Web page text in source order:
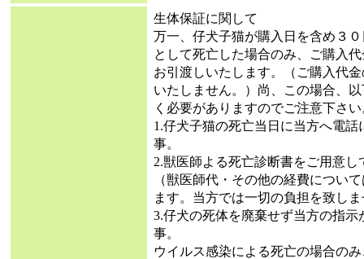
生体保証に関して
万一、仔犬子猫が購入日を含め３
として死亡した場合のみ、ご購入
お引渡しいたします。（ご購入代
いたしません。）尚、この場合、
く必要がありますのでご注意下さい
1.仔犬子猫の死亡当日に当方へ電
事。
2.獣医師よる死亡診断書をご用意し
（獣医師代・その他の経費につい
ます。当方では一切の負担を致し
3.仔犬の死体を廃棄せず当方の指
事。
ウイルス感染による死亡の場合の